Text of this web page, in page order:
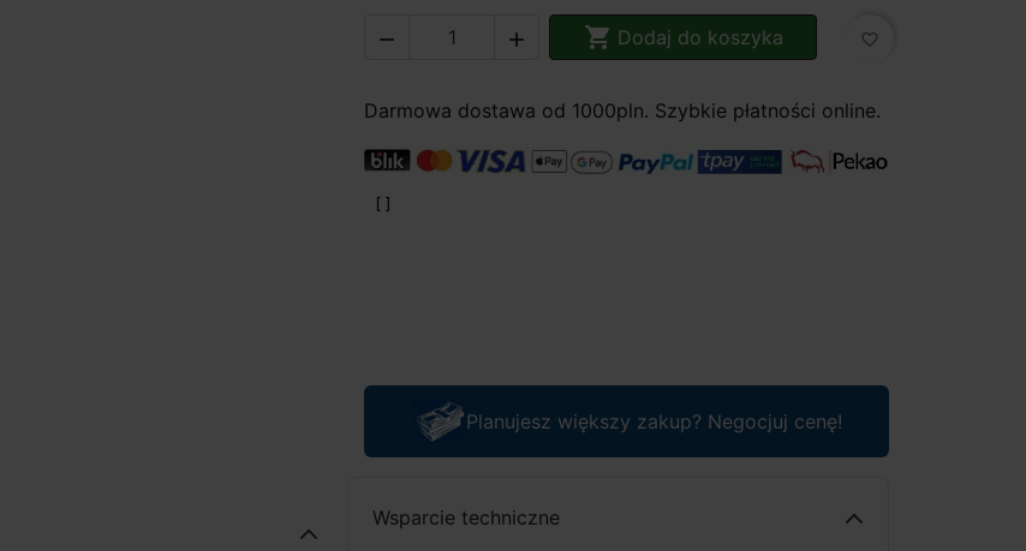
   Dodaj do koszyka favorite_border
Darmowa dostawa od 1000pln. Szybkie płatności online.
Planujesz większy zakup? Negocjuj cenę!
Wsparcie techniczne